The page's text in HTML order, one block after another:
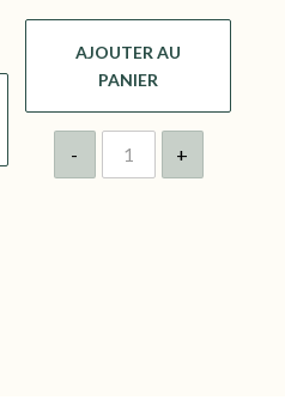
AJOUTER AU
PANIER
-
quantité
Savon
+